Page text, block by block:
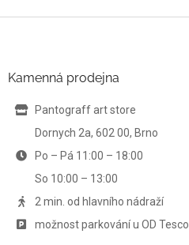
Kamenná prodejna
Pantograff art store
Dornych 2a, 602 00, Brno
Po – Pá 11:00 – 18:00
So 10:00 – 13:00
2 min. od hlavního nádraží
možnost parkování u OD Tesco